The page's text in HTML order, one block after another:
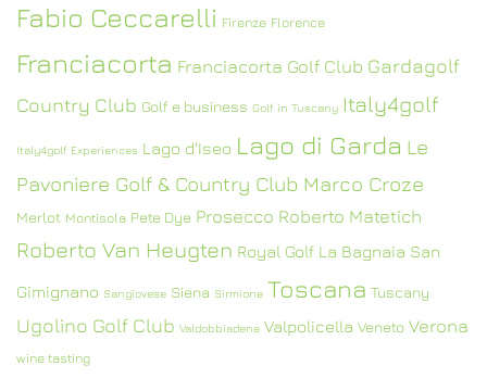
Fabio Ceccarelli Firenze Florence
Franciacorta Franciacorta Golf Club Gardagolf
Country Club Golf e business Golf in Tuscany Italy4golf
Italy4golf Experiences Lago d'Iseo Lago di Garda Le
Pavoniere Golf & Country Club Marco Croze
Merlot Montisola Pete Dye Prosecco Roberto Matetich
Roberto Van Heugten Royal Golf La Bagnaia San
Gimignano Sangiovese Siena Sirmione Toscana Tuscany
Ugolino Golf Club Valdobbiadene Valpolicella Veneto Verona
wine tasting